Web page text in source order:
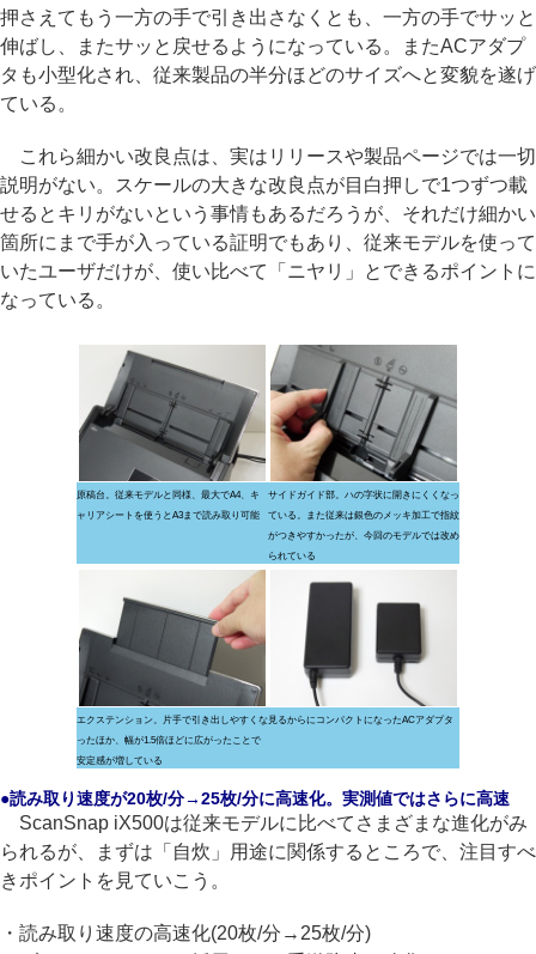
押さえてもう一方の手で引き出さなくとも、一方の手でサッと
伸ばし、またサッと戻せるようになっている。またACアダプ
タも小型化され、従来製品の半分ほどのサイズへと変貌を遂げ
ている。
これら細かい改良点は、実はリリースや製品ページでは一切
説明がない。スケールの大きな改良点が目白押しで1つずつ載
せるとキリがないという事情もあるだろうが、それだけ細かい
箇所にまで手が入っている証明でもあり、従来モデルを使って
いたユーザだけが、使い比べて「ニヤリ」とできるポイントに
なっている。
原稿台。従来モデルと同様、最大でA4、キ
ャリアシートを使うとA3まで読み取り可能
サイドガイド部。ハの字状に開きにくくなっ
ている。また従来は銀色のメッキ加工で指紋
がつきやすかったが、今回のモデルでは改め
られている
エクステンション。片手で引き出しやすくな
ったほか、幅が1.5倍ほどに広がったことで
安定感が増している
見るからにコンパクトになったACアダプタ
●読み取り速度が20枚/分→25枚/分に高速化。実測値ではさらに高速
ScanSnap iX500は従来モデルに比べてさまざまな進化がみ
られるが、まずは「自炊」用途に関係するところで、注目すべ
きポイントを見ていこう。
・読み取り速度の高速化(20枚/分→25枚/分)